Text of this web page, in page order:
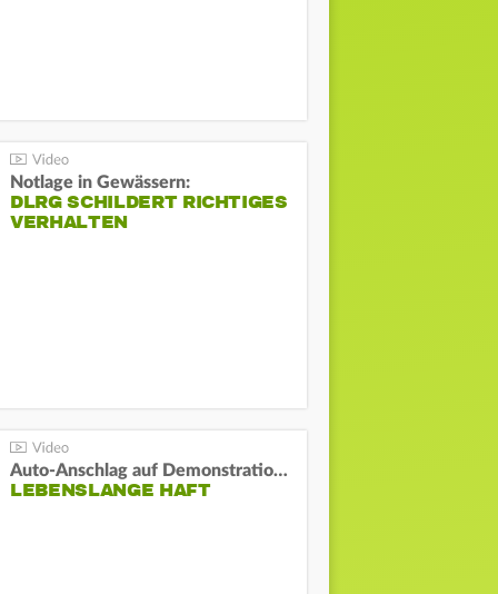
Notlage in Gewässern:
DLRG SCHILDERT RICHTIGES
VERHALTEN
Auto-Anschlag auf Demonstration in München:
LEBENSLANGE HAFT